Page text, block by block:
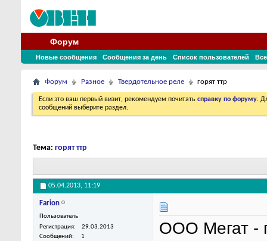
Форум
Новые сообщения Сообщения за день Список пользователей
Форум Разное Твердотельное реле горят ттр
Если это ваш первый визит, рекомендуем почитать справку по форуму.
сообщений выберите раздел.
Тема: горят ттр
05.04.2013, 11:19
Farion
Пользователь
Регистрация
29.03.2013
Сообщений
1 ООО Мегат -